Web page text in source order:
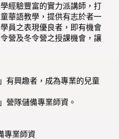
經驗豐富的實力派講師，打
華語教學，提供有志於者一
員之表現優良者，即有機會
營及冬令營之授課機會，讓
有興趣者，成為專業的兒童
營隊儲備專業師資。
專業師資